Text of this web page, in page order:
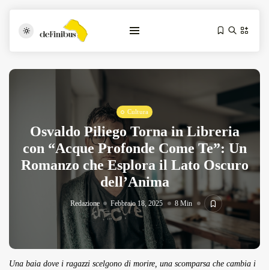
Iosonouncane A Lecce: Concerto Acustico...
Luglio 17, 2026 13 Min
Tarantarte Al Festival De Fès...
Giugno 4, 2026
Cultura
Osvaldo Piliego Torna in Libreria
con “Acque Profonde Come Te”: Un
Romanzo che Esplora il Lato Oscuro
dell’Anima
Redazione Febbraio 18, 2025 8 Min
Una baia dove i ragazzi scelgono di morire, una scomparsa che cambia i